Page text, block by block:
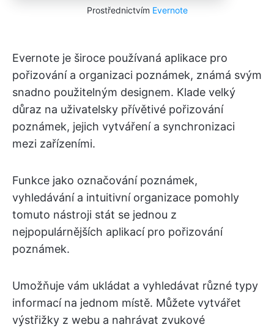
Prostřednictvím Evernote
Evernote je široce používaná aplikace pro
pořizování a organizaci poznámek, známá svým
snadno použitelným designem. Klade velký
důraz na uživatelsky přívětivé pořizování
poznámek, jejich vytváření a synchronizaci
mezi zařízeními.
Funkce jako označování poznámek,
vyhledávání a intuitivní organizace pomohly
tomuto nástroji stát se jednou z
nejpopulárnějších aplikací pro pořizování
poznámek.
Umožňuje vám ukládat a vyhledávat různé typy
informací na jednom místě. Můžete vytvářet
výstřižky z webu a nahrávat zvukové